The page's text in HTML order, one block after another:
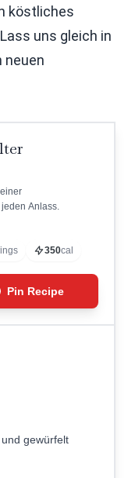
köstliches
uns gleich in
neuen
Anlass.
350cal
Pin Recipe
gewürfelt